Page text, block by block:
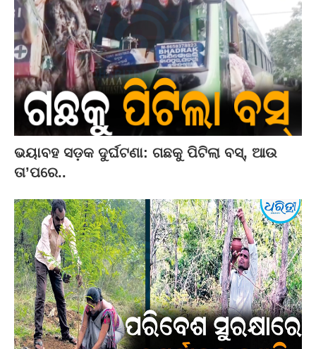
ଭୟାବହ ସଡ଼କ ଦୁର୍ଘଟଣା: ଗଛକୁ ପିଟିଲା ବସ୍‌, ଆଉ
ତା’ପରେ..